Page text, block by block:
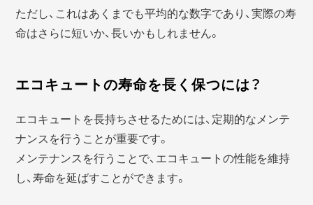
ただし、これはあくまでも平均的な数字であり、実際の寿
命はさらに短いか、長いかもしれません。
エコキュートの寿命を長く保つには？
エコキュートを長持ちさせるためには、定期的なメンテ
ナンスを行うことが重要です。
メンテナンスを行うことで、エコキュートの性能を維持
し、寿命を延ばすことができます。